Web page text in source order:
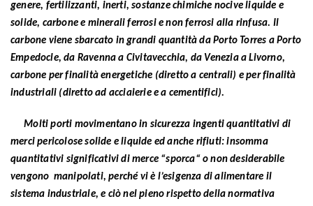
genere, fertilizzanti, inerti, sostanze chimiche nocive liquide e
solide, carbone e minerali ferrosi e non ferrosi alla rinfusa. Il
carbone viene sbarcato in grandi quantità da Porto Torres a Porto
Empedocle, da Ravenna a Civitavecchia, da Venezia a Livorno,
carbone per finalità energetiche (diretto a centrali) e per finalità
industriali (diretto ad acciaierie e a cementifici).
Molti porti movimentano in sicurezza ingenti quantitativi di
merci pericolose solide e liquide ed anche rifiuti: insomma
quantitativi significativi di merce “sporca“ o non desiderabile
vengono manipolati, perché vi è l’esigenza di alimentare il
sistema industriale, e ciò nel pieno rispetto della normativa